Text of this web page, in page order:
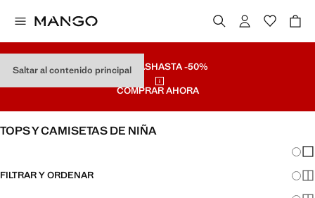
Saltar al contenido principal
REBAJASHASTA -50%
COMPRAR AHORA
TOPS Y CAMISETAS DE NIÑA
FILTRAR Y ORDENAR